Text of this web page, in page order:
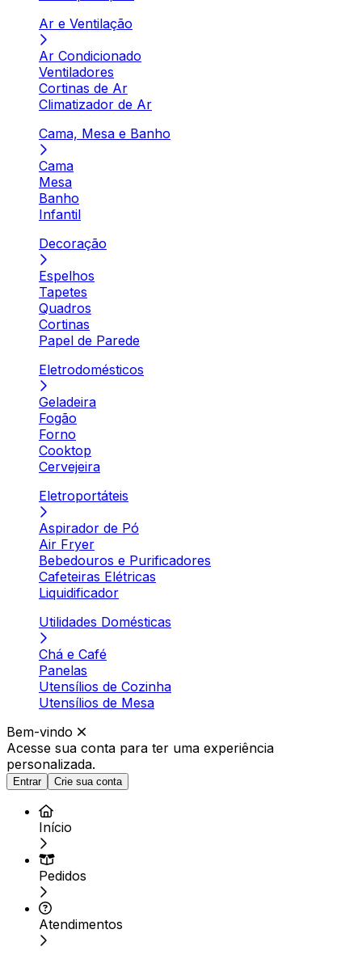
Ar e Ventilação
Ar Condicionado
Ventiladores
Cortinas de Ar
Climatizador de Ar
Cama, Mesa e Banho
Cama
Mesa
Banho
Infantil
Decoração
Espelhos
Tapetes
Quadros
Cortinas
Papel de Parede
Eletrodomésticos
Geladeira
Fogão
Forno
Cooktop
Cervejeira
Eletroportáteis
Aspirador de Pó
Air Fryer
Bebedouros e Purificadores
Cafeteiras Elétricas
Liquidificador
Utilidades Domésticas
Chá e Café
Panelas
Utensílios de Cozinha
Utensílios de Mesa
Bem-vindo
Acesse sua conta para ter uma experiência
personalizada.
Entrar Crie sua conta
Início
Pedidos
Atendimentos